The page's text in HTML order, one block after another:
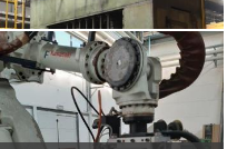
2000